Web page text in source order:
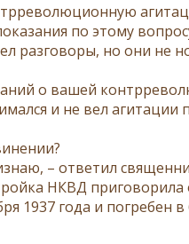
по этому
разговоры, но они не
о вашей
и не вел
– ответил
НКВД приговорила
1937 года и погребен